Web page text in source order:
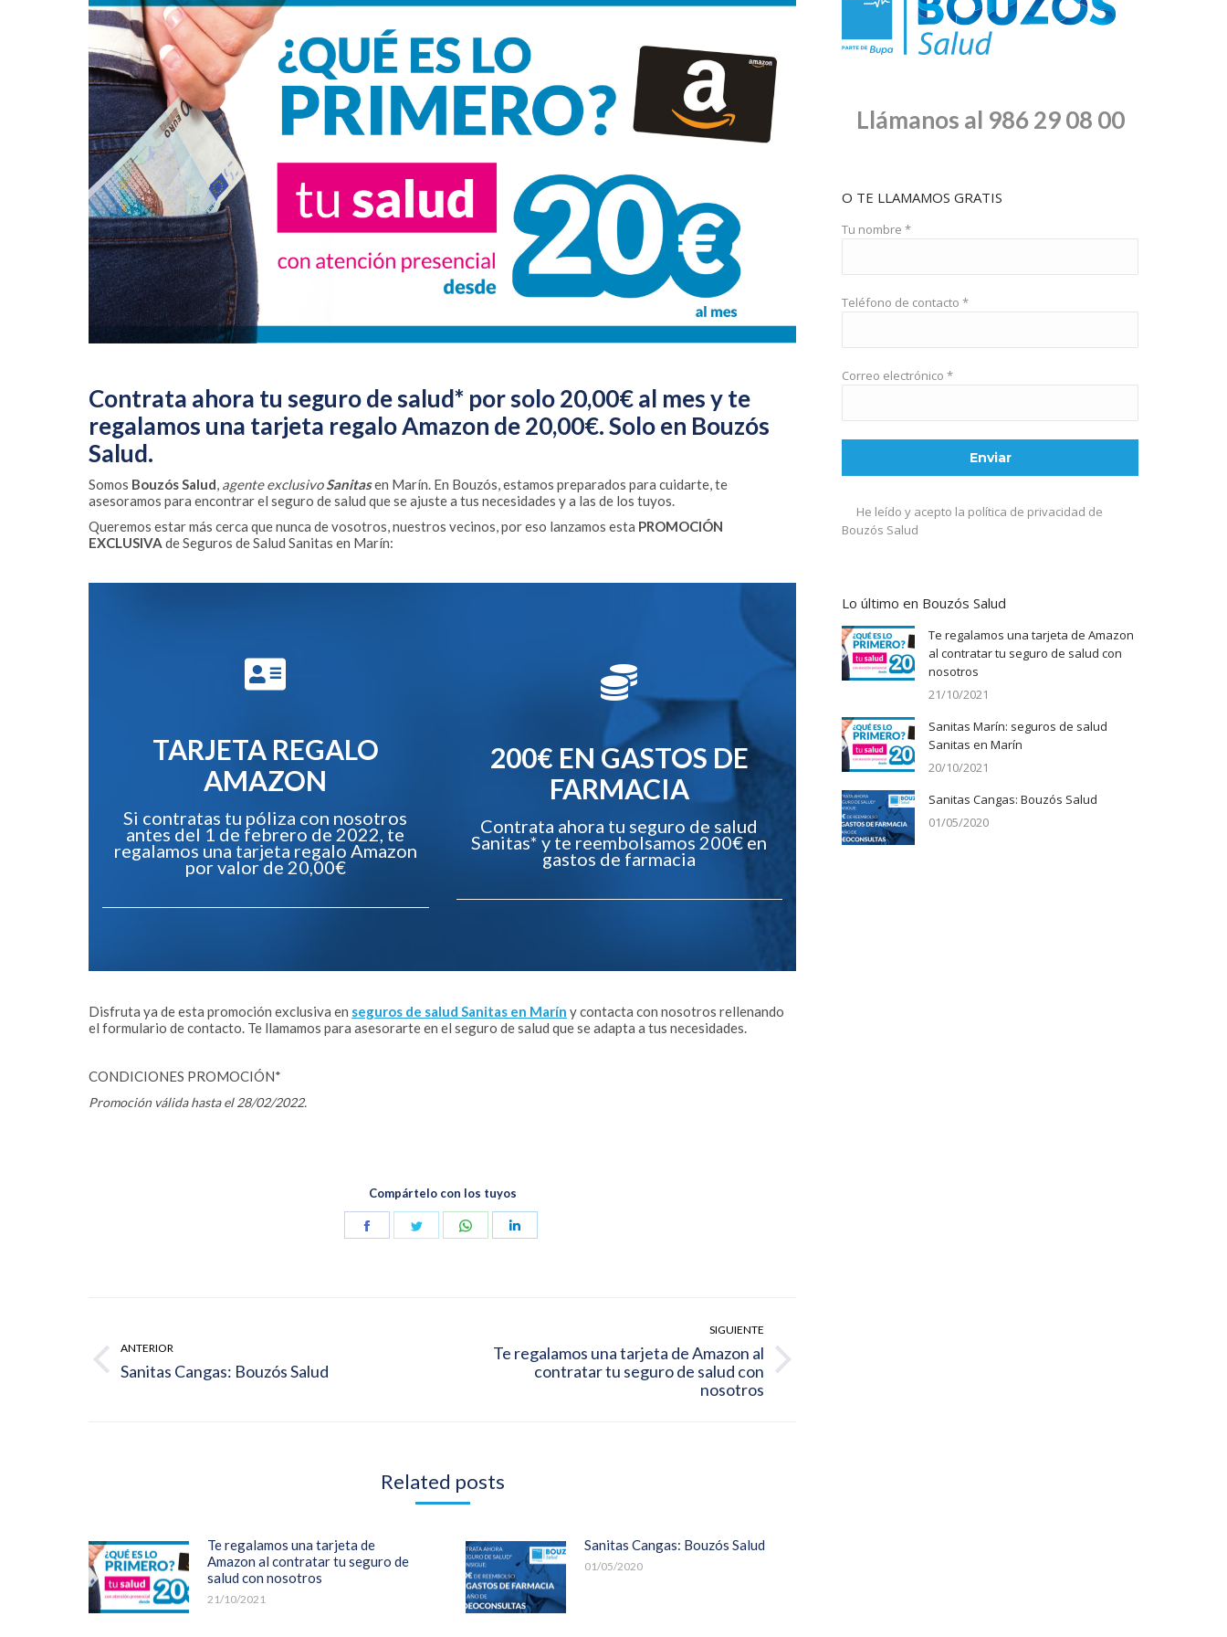
Contrata ahora tu seguro de salud* por solo 20,00€ al mes y te
regalamos una tarjeta regalo Amazon de 20,00€. Solo en Bouzós
Salud.
Somos Bouzós Salud agente exclusivoSanitasen Marín. En Bouzós, estamos preparados para cuidarte, te
asesoramos para encontrar el seguro de salud que se ajuste a tus necesidades y a las de los tuyos.
Queremos estar más cerca que nunca de vosotros, nuestros vecinos, por eso lanzamos esta PROMOCIÓN
EXCLUSIVA de Seguros de Salud Sanitas en Marín:
TARJETA REGALO
AMAZON
Si contratas tu póliza con nosotros
antes del 1 de febrero de 2022, te
regalamos una tarjeta regalo Amazon
por valor de 20,00€
200€ EN GASTOS DE
FARMACIA
Contrata ahora tu seguro de salud
Sanitas* y te reembolsamos 200€ en
gastos de farmacia
Disfruta ya de esta promoción exclusiva en seguros de salud Sanitas en Marín y contacta con nosotros rellenando
el formulario de contacto. Te llamamos para asesorarte en el seguro de salud que se adapta a tus necesidades.
CONDICIONES PROMOCIÓN*
Promoción válida hasta el 28/02/2022.
Compártelo con los tuyos
Share
Share
entre
publicaciones
ANTERIOR
Publicación
anterior:
Sanitas Cangas: Bouzós Salud
SIGUIENTE
Publicación
Te regalamos una tarjeta de Amazon al
contratar tu seguro de salud con
nosotros
Related posts
Te regalamos una tarjeta de
Amazon al contratar tu seguro de
salud con nosotros
21/10/2021
Sanitas Cangas: Bouzós Salud
01/05/2020
Llámanos al 986 29 08 00
O TE LLAMAMOS GRATIS
Tu nombre *
Teléfono de contacto *
Correo electrónico *
He leído y acepto la política de privacidad de
Bouzós Salud
Lo último en Bouzós Salud
Te regalamos una tarjeta de Amazon
al contratar tu seguro de salud con
nosotros
21/10/2021
Sanitas Marín: seguros de salud
Sanitas en Marín
20/10/2021
Sanitas Cangas: Bouzós Salud
01/05/2020